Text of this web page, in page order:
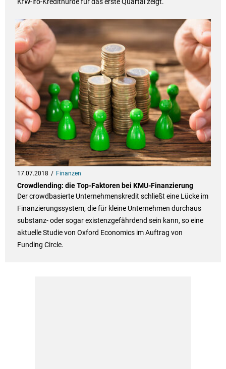
17.07.2018 Finanzen
Crowdlending: die Top-Faktoren bei KMU-Finanzierung
Der crowdbasierte Unternehmenskredit schließt eine Lücke im
Finanzierungssystem, die für kleine Unternehmen durchaus
substanz- oder sogar existenzgefährdend sein kann, so eine
aktuelle Studie von Oxford Economics im Auftrag von
Funding Circle.